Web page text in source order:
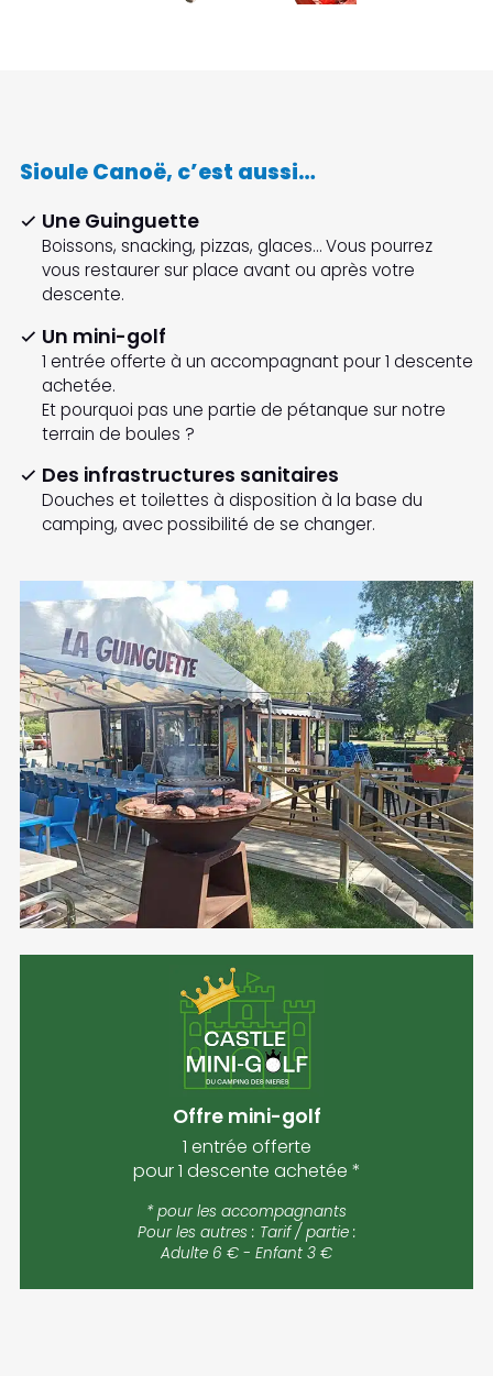
Sioule Canoë, c’est aussi…
Une Guinguette
Boissons, snacking, pizzas, glaces… Vous pourrez
vous restaurer sur place avant ou après votre
descente.
Un mini-golf
1 entrée offerte à un accompagnant pour 1 descente
achetée.
Et pourquoi pas une partie de pétanque sur notre
terrain de boules ?
Des infrastructures sanitaires
Douches et toilettes à disposition à la base du
camping, avec possibilité de se changer.
Offre mini-golf
1 entrée offerte
pour 1 descente achetée *
* pour les accompagnants
Pour les autres : Tarif / partie :
Adulte 6 € - Enfant 3 €